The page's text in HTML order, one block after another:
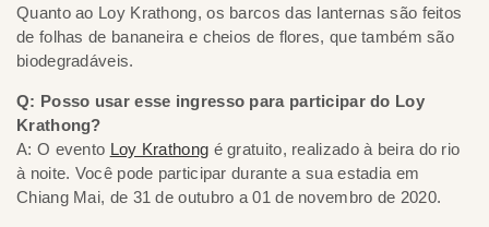
Quanto ao Loy Krathong, os barcos das lanternas são feitos
de folhas de bananeira e cheios de flores, que também são
biodegradáveis.
Q: Posso usar esse ingresso para participar do Loy
Krathong?
A: O evento Loy Krathong é gratuito, realizado à beira do rio
à noite. Você pode participar durante a sua estadia em
Chiang Mai, de 31 de outubro a 01 de novembro de 2020.